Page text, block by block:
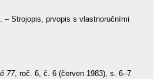
– Strojopis, prvopis s vlastnoručními
77, roč. 6, č. 6 (červen 1983), s. 6–7